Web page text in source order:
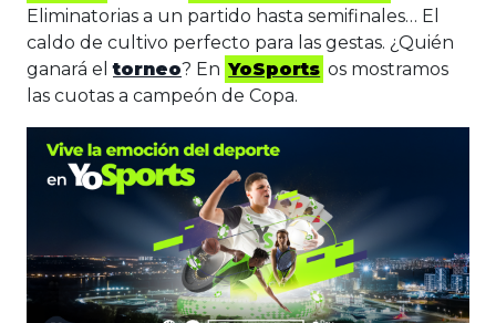
Eliminatorias a un partido hasta semifinales… El
caldo de cultivo perfecto para las gestas. ¿Quién
ganará eltorneo? En YoSports os mostramos
las cuotas a campeón de Copa.